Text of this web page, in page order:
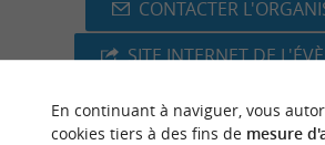
CONTACTER
SITE INTERNET DE
En continuant à naviguer, vous
cookies tiers à des fins de mesure